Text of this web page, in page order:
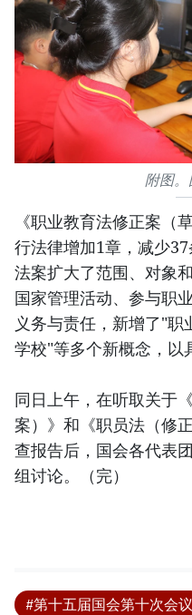
附图
《职业教育法修正案（
行法律增加1章，减少
法案扩大了范围、对象
国家管理活动、参与职
义务与责任，新增了"
学校"等多个新概念，以
同日上午，在听取关于
案）》和《职员法（修
查报告后，国会各代表
组讨论。（完）
#第十五届国会第十次会议